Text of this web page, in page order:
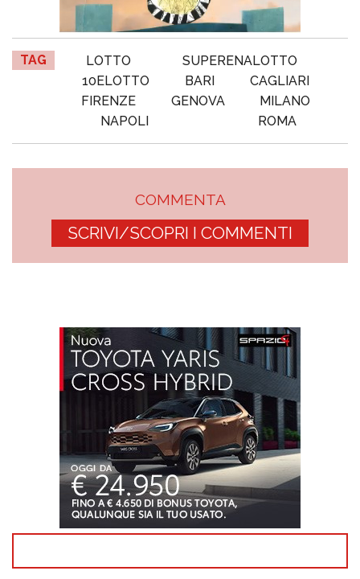
TAG LOTTO
SUPERENALOTTO
10ELOTTO
BARI
CAGLIARI
FIRENZE
GENOVA
MILANO
NAPOLI
ROMA
COMMENTA
SCRIVI/SCOPRI I COMMENTI